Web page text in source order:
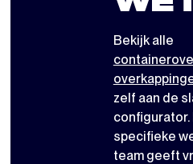
Bekijk alle
zelf aan de
configurator
specifieke
team geeft